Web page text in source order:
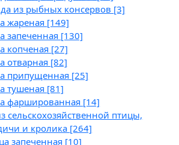
из рыбных консервов [3]
жареная [149]
запеченная [130]
копченая [27]
отварная [82]
припущенная [25]
тушеная [81]
фаршированная [14]
сельскохозяйственной птицы,
и кролика [264]
запеченная [10]